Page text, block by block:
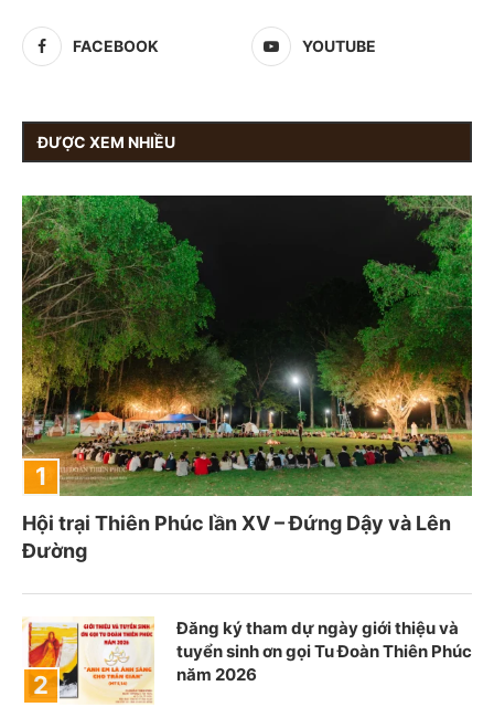
FACEBOOK YOUTUBE
ĐƯỢC XEM NHIỀU
Hội trại Thiên Phúc lần XV – Đứng Dậy và Lên
Đường
Đăng ký tham dự ngày giới thiệu và
tuyển sinh ơn gọi Tu Đoàn Thiên Phúc
năm 2026